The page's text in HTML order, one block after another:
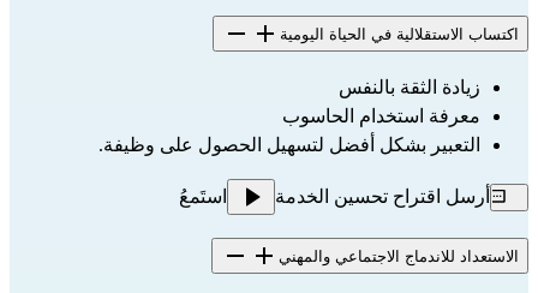
اكتساب الاستقلالية في الحياة اليومية
زيادة الثقة بالنفس
معرفة استخدام الحاسوب
التعبير بشكل أفضل لتسهيل الحصول على وظيفة.
أرسل اقتراح تحسين الخدمة استَمعُ
الاستعداد للاندماج الاجتماعي والمهني